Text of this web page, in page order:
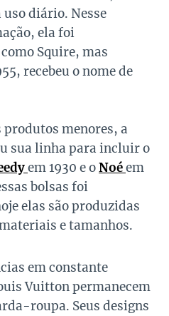
diário. Nesse
ela foi
Squire, mas
recebeu o nome de
produtos menores, a
sua linha para incluir o
em 1930 e oNoéem
bolsas foi
elas são produzidas
e tamanhos.
em constante
Vuitton permanecem
roupa. Seus designs